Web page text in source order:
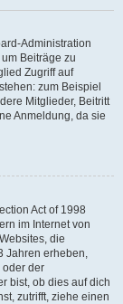
Administration
Beiträge zu
Zugriff auf
zum Beispiel
Mitglieder, Beitritt
Anmeldung, da sie
Act of 1998
im Internet von
die
Jahren erheben,
oder der
bist, ob dies auf dich
zutrifft, ziehe einen